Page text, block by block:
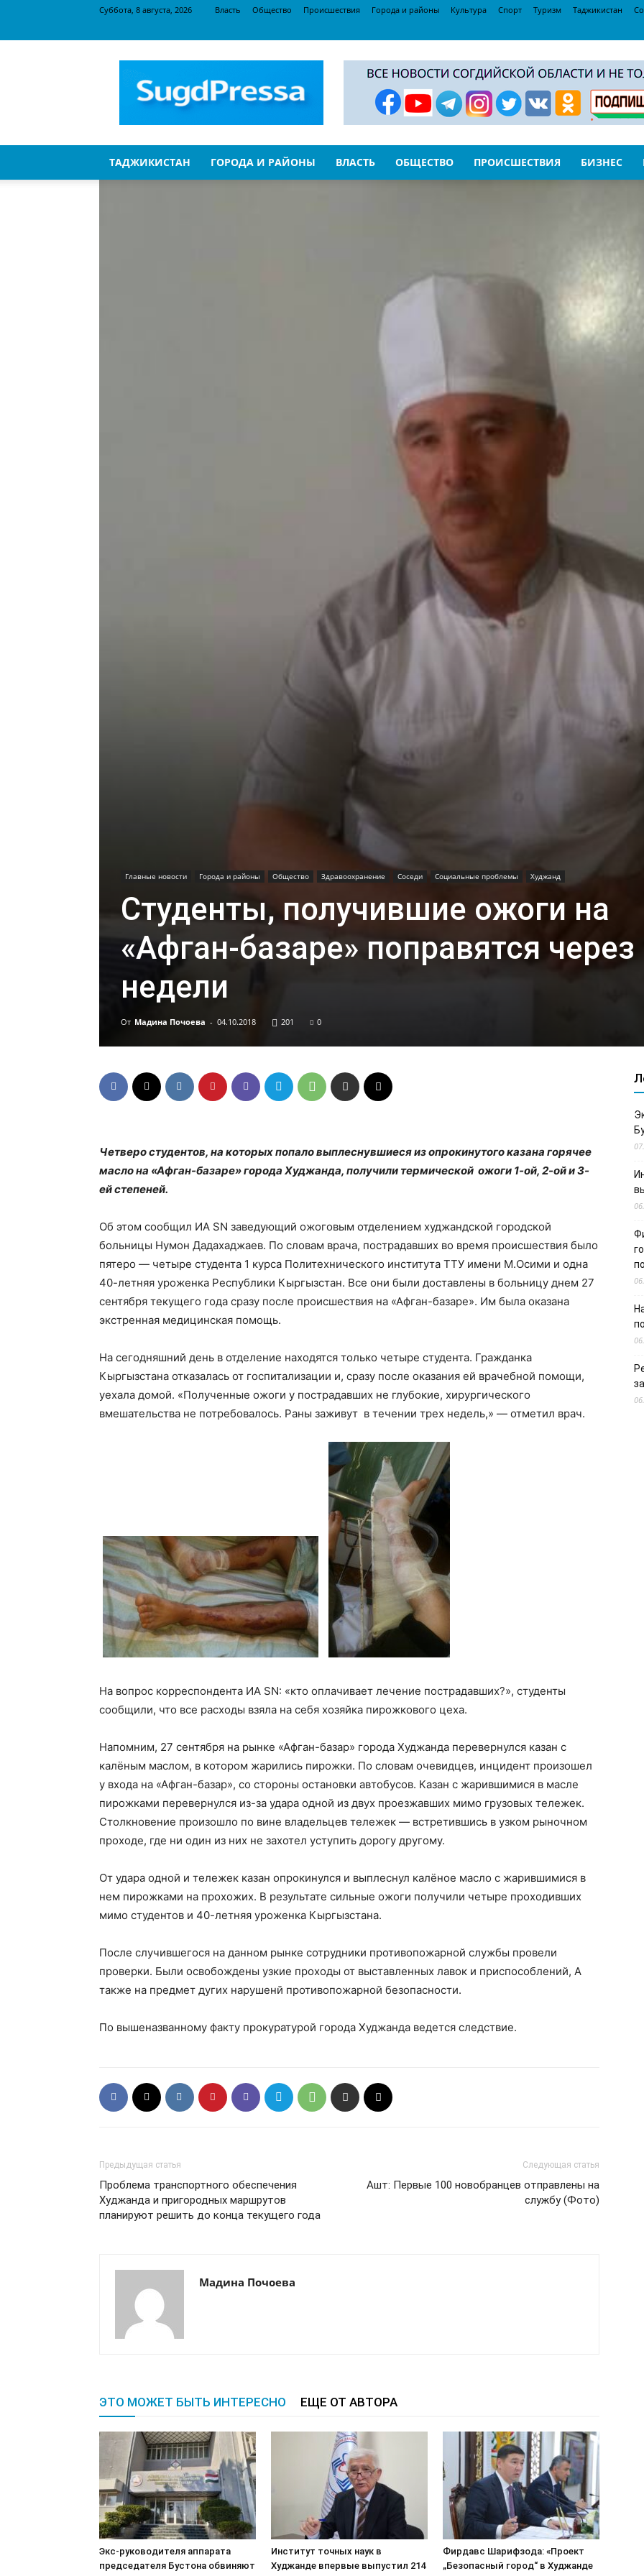
Суббота, 8 августа, 2026 Власть Общество Происшествия Города и районы Культура Спорт Туризм Таджикистан
ТАДЖИКИСТАН ГОРОДА И РАЙОНЫ ВЛАСТЬ ОБЩЕСТВО ПРОИСШЕСТВИЯ БИЗНЕС
Главные новости Города и районы Общество Здравоохранение Соседи Социальные проблемы Худжанд
Студенты, получившие ожоги на
«Афган-базаре» поправятся через
недели
От Мадина Почоева - 04.10.2018 201 0
Четверо студентов, на которых попало выплеснувшиеся из опрокинутого казана горячее
масло на «Афган-базаре» города Худжанда, получили термической ожоги 1-ой, 2-ой и 3-
ей степеней.
Об этом сообщил ИА SN заведующий ожоговым отделением худжандской городской
больницы Нумон Дадахаджаев. По словам врача, пострадавших во время происшествия было
пятеро — четыре студента 1 курса Политехнического института ТТУ имени М.Осими и одна
40-летняя уроженка Республики Кыргызстан. Все они были доставлены в больницу днем 27
сентября текущего года сразу после происшествия на «Афган-базаре». Им была оказана
экстренная медицинская помощь.
На сегодняшний день в отделение находятся только четыре студента. Гражданка
Кыргызстана отказалась от госпитализации и, сразу после оказания ей врачебной помощи,
уехала домой. «Полученные ожоги у пострадавших не глубокие, хирургического
вмешательства не потребовалось. Раны заживут в течении трех недель,» — отметил врач.
На вопрос корреспондента ИА SN: «кто оплачивает лечение пострадавших?», студенты
сообщили, что все расходы взяла на себя хозяйка пирожкового цеха.
Напомним, 27 сентября на рынке «Афган-базар» города Худжанда перевернулся казан с
калёным маслом, в котором жарились пирожки. По словам очевидцев, инцидент произошел
у входа на «Афган-базар», со стороны остановки автобусов. Казан с жарившимися в масле
пирожками перевернулся из-за удара одной из двух проезжавших мимо грузовых тележек.
Столкновение произошло по вине владельцев тележек — встретившись в узком рыночном
проходе, где ни один из них не захотел уступить дорогу другому.
От удара одной и тележек казан опрокинулся и выплеснул калёное масло с жарившимися в
нем пирожками на прохожих. В результате сильные ожоги получили четыре проходивших
мимо студентов и 40-летняя уроженка Кыргызстана.
После случившегося на данном рынке сотрудники противопожарной службы провели
проверки. Были освобождены узкие проходы от выставленных лавок и приспособлений, А
также на предмет дугих нарушенй противопожарной безопасности.
По вышеназванному факту прокуратурой города Худжанда ведется следствие.
Предыдущая статья
Проблема транспортного обеспечения
Худжанда и пригородных маршрутов
планируют решить до конца текущего года
Следующая статья
Ашт: Первые 100 новобранцев отправлены на
службу (Фото)
Мадина Почоева
ЭТО МОЖЕТ БЫТЬ ИНТЕРЕСНО ЕЩЕ ОТ АВТОРА
Экс-руководителя аппарата
председателя Бустона обвиняют
Институт точных наук в
Худжанде впервые выпустил 214
Фирдавс Шарифзода: «Проект
„Безопасный город“ в Худжанде